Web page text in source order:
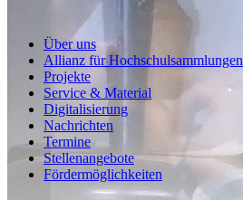
Über uns
Allianz für Hochschulsammlungen
Projekte
Service & Material
Digitalisierung
Nachrichten
Termine
Stellenangebote
Fördermöglichkeiten